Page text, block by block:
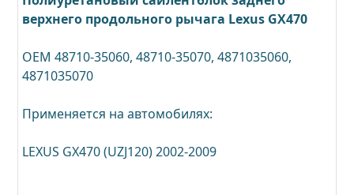
верхнего продольного рычага Lexus GX470
OEM 48710-35060, 48710-35070, 4871035060,
4871035070
Применяется на автомобилях:
LEXUS GX470 (UZJ120) 2002-2009